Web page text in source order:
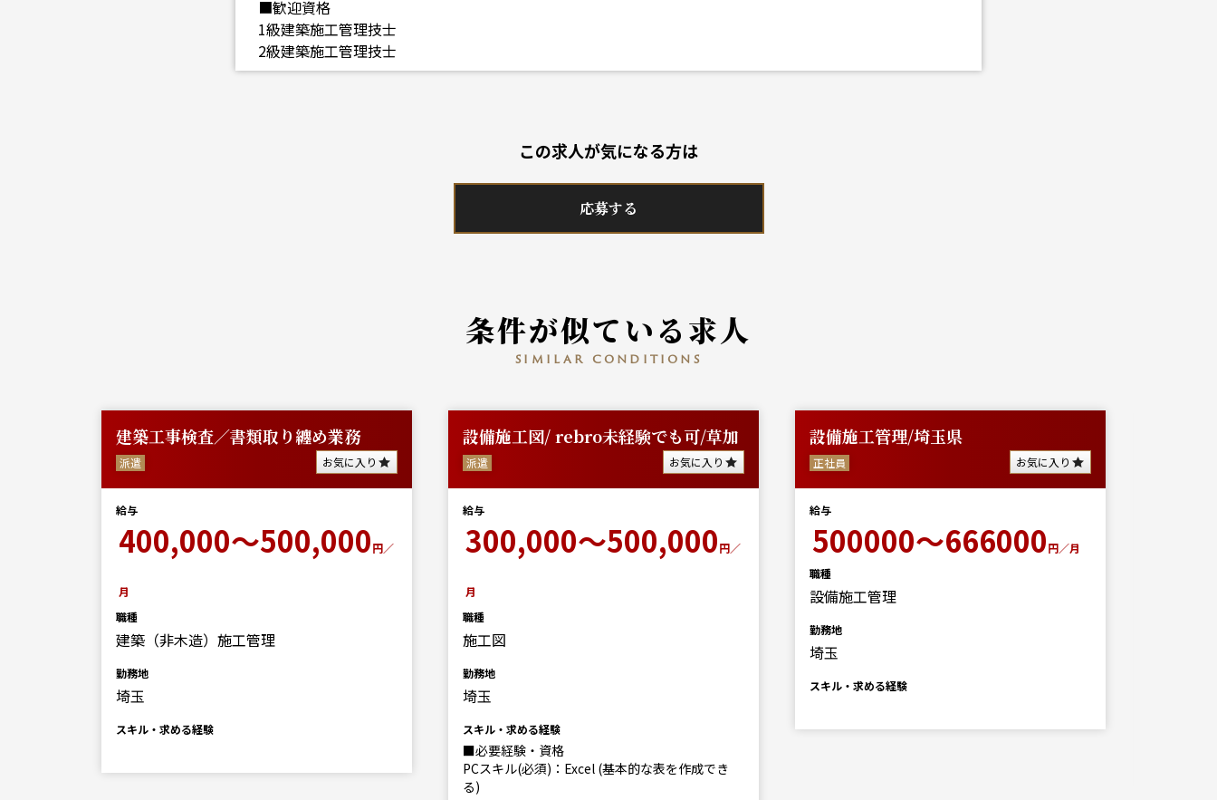
■歓迎資格
1級建築施工管理技士
2級建築施工管理技士
この求人が気になる方は
応募する
条件が似ている求人
similar conditions
建築工事検査／書類取り纏め業務
派遣 お気に入り
給与
400,000～500,000円／
月
職種
建築（非木造）施工管理
勤務地
埼玉
スキル・求める経験
設備施工図/ rebro未経験でも可/草加
派遣 お気に入り
給与
300,000～500,000円／
月
職種
施工図
勤務地
埼玉
スキル・求める経験
■必要経験・資格
PCスキル(必須)：Excel (基本的な表を作成でき
る)
設備施工管理/埼玉県
正社員 お気に入り
給与
500000～666000円／月
職種
設備施工管理
勤務地
埼玉
スキル・求める経験